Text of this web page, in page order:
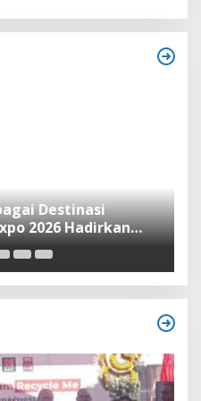
Destinasi
2026 Hadirkan
Global